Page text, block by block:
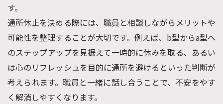
す。
通所休止を決める際には、職員と相談しながらメリットや
可能性を整理することが大切です。例えば、b型からa型へ
のステップアップを見据えて一時的に休みを取る、あるい
は心のリフレッシュを目的に通所を避けるといった判断が
考えられます。職員と一緒に話し合うことで、不安をやす
く解消しやすくなります。